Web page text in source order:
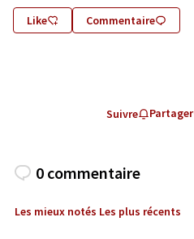
Like Commentaire
Suivre Partager
0 commentaire
Les mieux notés Les plus récents